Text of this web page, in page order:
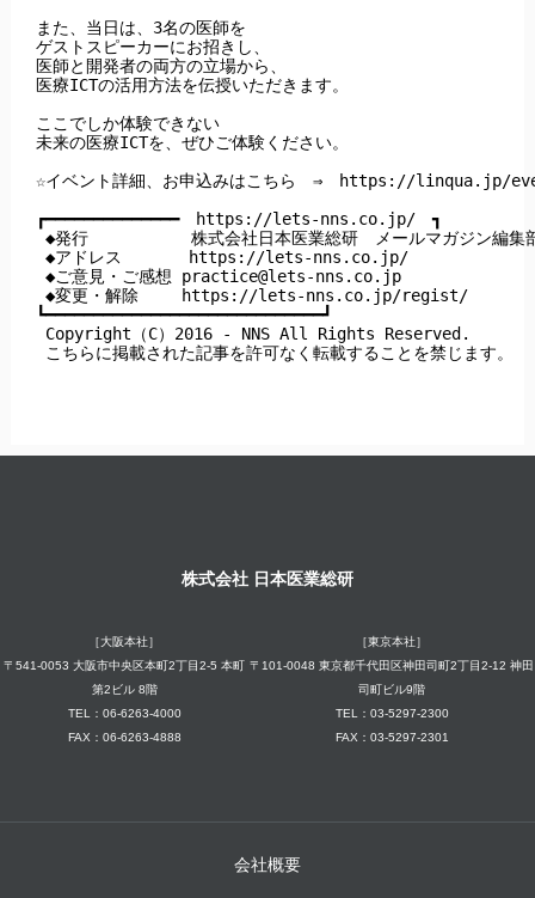
また、当日は、3名の医師を
ゲストスピーカーにお招きし、
医師と開発者の両方の立場から、
医療ICTの活用方法を伝授いただきます。
ここでしか体験できない
未来の医療ICTを、ぜひご体験ください。
☆イベント詳細、お申込みはこちら　⇒　https://linqua.jp/
┏━━━━━━━━━━━━━━　https://lets-nns.co.jp/　┓
◆発行　         株式会社日本医業総研　メールマガジン編集
◆アドレス       https://lets-nns.co.jp/
◆ご意見・ご感想 practice@lets-nns.co.jp
◆変更・解除　　 https://lets-nns.co.jp/regist/
┗━━━━━━━━━━━━━━━━━━━━━━━━━━━━━┛
Copyright（C）2016 - NNS All Rights Reserved.
こちらに掲載された記事を許可なく転載することを禁じます。
株式会社 日本医業総研
［大阪本社］
〒541-0053 大阪市中央区本町2丁目2-5 本町
第2ビル 8階
TEL：06-6263-4000
FAX：06-6263-4888
［東京本社］
〒101-0048 東京都千代田区神田司町2丁目2-12 神田
司町ビル9階
TEL：03-5297-2300
FAX：03-5297-2301
会社概要